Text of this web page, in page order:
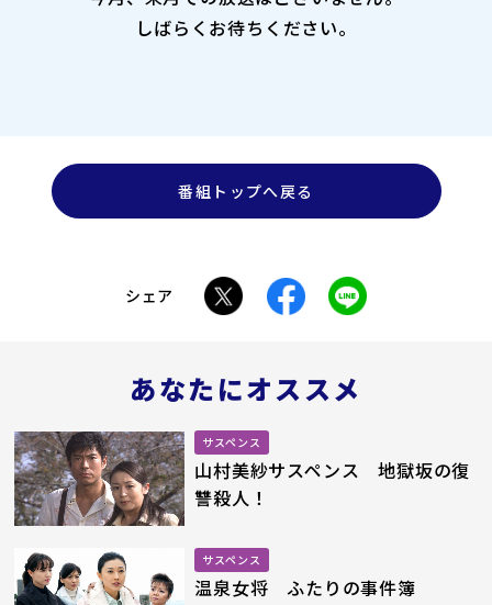
しばらくお待ちください。
番組トップへ戻る
シェア
あなたにオススメ
サスペンス
山村美紗サスペンス 地獄坂の復
讐殺人！
サスペンス
温泉女将 ふたりの事件簿